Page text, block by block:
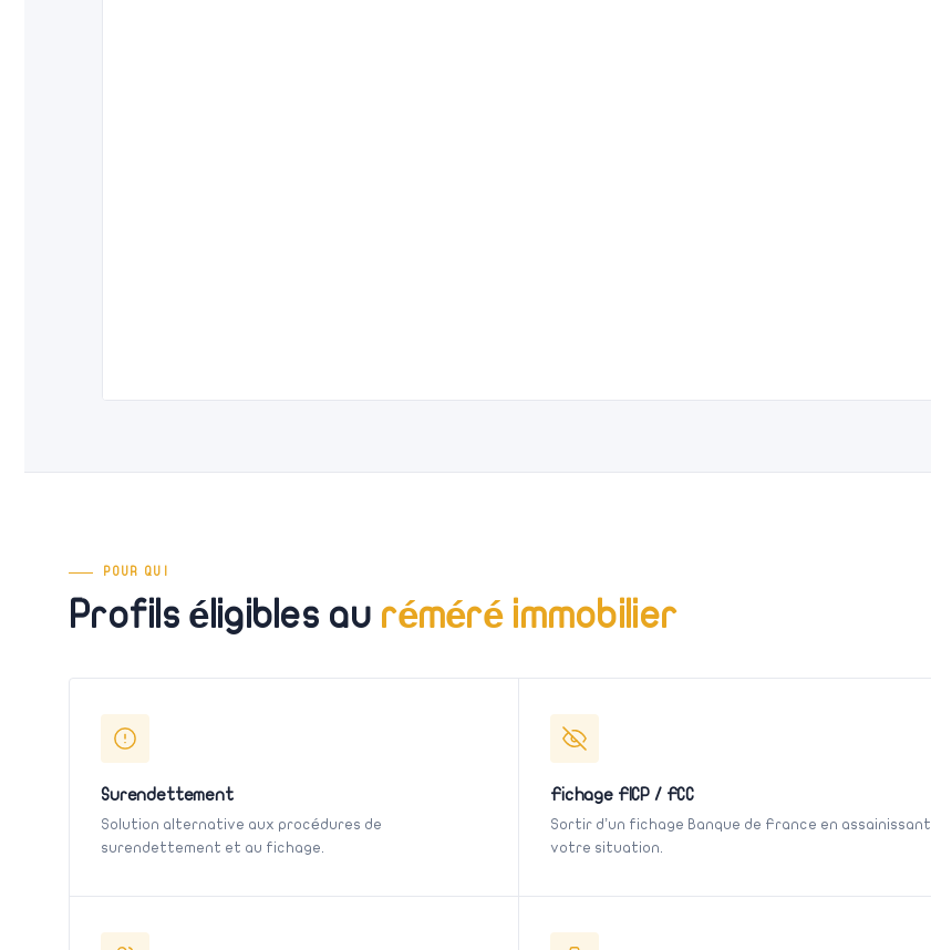
POUR QUI
Profils éligibles au réméré immobilier
Surendettement
Solution alternative aux procédures de
surendettement et au fichage.
Fichage FICP / FCC
Sortir d’un fichage Banque de France en assainissant
votre situation.